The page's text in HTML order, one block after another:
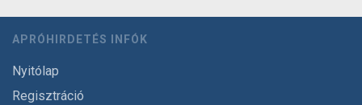
APRÓHIRDETÉS INFÓK
Nyitólap
Regisztráció